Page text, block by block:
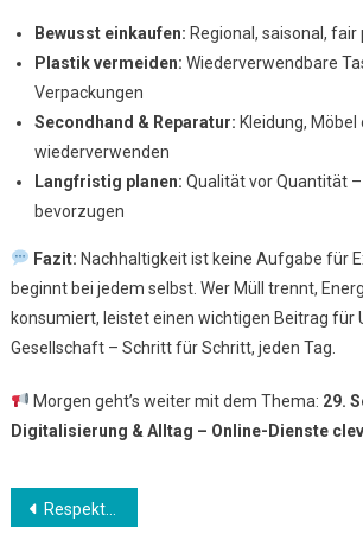
Bewusst einkaufen: Regional, saisonal,
Plastik vermeiden: Wiederverwendbare
Verpackungen
Secondhand & Reparatur: Kleidung, Möbel
wiederverwenden
Langfristig planen: Qualität vor Quantität
bevorzugen
Fazit: Nachhaltigkeit ist keine Aufgabe für
beginnt bei jedem selbst. Wer Müll trennt,
konsumiert, leistet einen wichtigen Beitrag für
Gesellschaft – Schritt für Schritt, jeden Tag.
Morgen geht’s weiter mit dem Thema: 29.
Digitalisierung & Alltag – Online-Dienste
Beitrags-
Respekt, Verständnis und Miteinander fördern